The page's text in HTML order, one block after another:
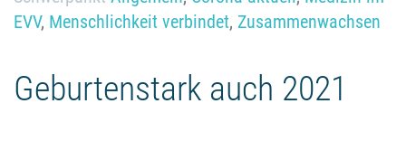
EVV, Menschlichkeit verbindet, Zusammenwachsen
Geburtenstark auch 2021